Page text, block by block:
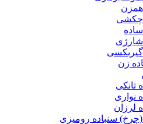
چکشی
شارژی
زن
تانکی
نواری
لرزان
سنباده رومیزی